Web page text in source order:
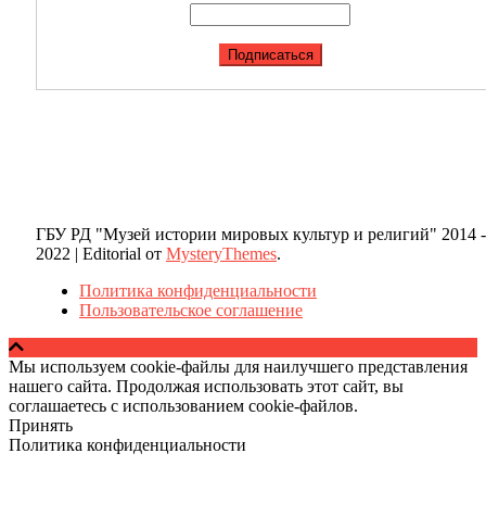
ГБУ РД "Музей истории мировых культур и религий" 2014 -
2022 | Editorial от MysteryThemes.
Политика конфиденциальности
Пользовательское соглашение
Мы используем cookie-файлы для наилучшего представления
нашего сайта. Продолжая использовать этот сайт, вы
соглашаетесь с использованием cookie-файлов.
Принять
Политика конфиденциальности